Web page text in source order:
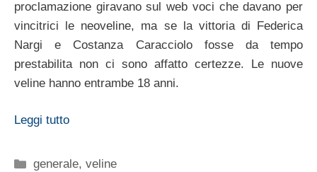
proclamazione giravano sul web voci che davano per
vincitrici le neoveline, ma se la vittoria di Federica
Nargi e Costanza Caracciolo fosse da tempo
prestabilita non ci sono affatto certezze. Le nuove
veline hanno entrambe 18 anni.
Leggi tutto
Categorie
generale,veline